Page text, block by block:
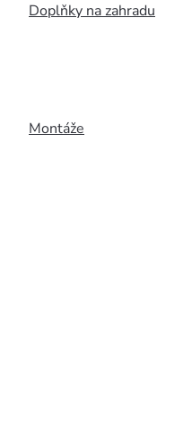
Doplňky na zahradu
Montáže